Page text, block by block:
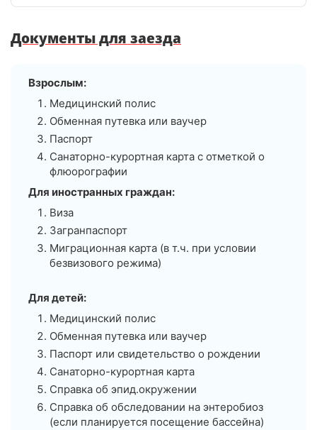
ресторану, на втором этаже, находится бювет с
здорового отдыха — рекомендую его всем.
Документы для заезда
Взрослым:
Медицинский полис
Обменная путевка или ваучер
Паспорт
Санаторно-курортная карта с отметкой о
флюорографии
Для иностранных граждан:
Виза
Загранпаспорт
Миграционная карта (в т.ч. при условии
безвизового режима)
Для детей:
Медицинский полис
Обменная путевка или ваучер
Паспорт или свидетельство о рождении
Санаторно-курортная карта
Справка об эпид.окружении
Справка об обследовании на энтеробиоз
(если планируется посещение бассейна)